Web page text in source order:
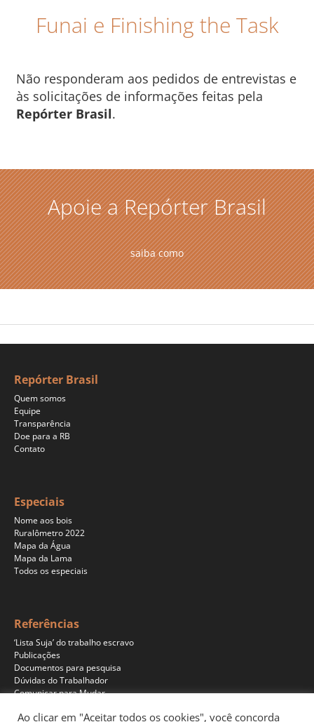
Funai e Finishing the Task
Não responderam aos pedidos de entrevistas e
às solicitações de informações feitas pela
Repórter Brasil.
Apoie a Repórter Brasil
saiba como
Repórter Brasil
Quem somos
Equipe
Transparência
Doe para a RB
Contato
Especiais
Nome aos bois
Ruralômetro 2022
Mapa da Água
Mapa da Lama
Todos os especiais
Referências
‘Lista Suja’ do trabalho escravo
Publicações
Documentos para pesquisa
Dúvidas do Trabalhador
Comunicar para Mudar
Ao clicar em "Aceitar todos os cookies", você concorda